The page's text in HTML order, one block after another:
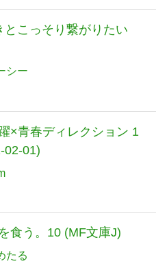
とこっそり繋がりたい
シー
×青春ディレクション 1
02-01)
食う。10 (MF文庫J)
たる